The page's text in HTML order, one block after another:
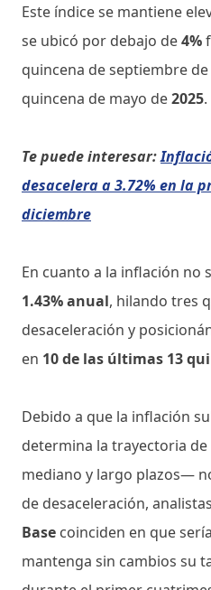
Este índice se mantiene
se ubicó por debajo de4%
quincena de septiembre de
quincena de mayo de2025.
Te puede interesar:
desacelera a 3.72% en la
diciembre
En cuanto a la inflación no
1.43% anual, hilando tres
desaceleración y
en 10 de las últimas 13
Debido a que la inflación
determina la trayectoria
mediano y largo plazos—
de desaceleración,
Base coinciden en que
mantenga sin cambios su